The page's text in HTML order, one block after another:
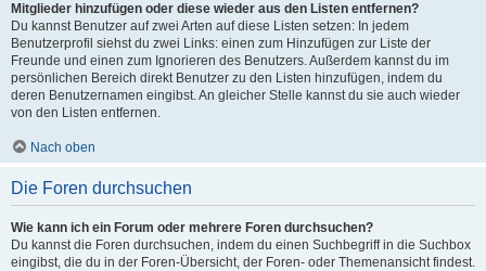
Mitglieder hinzufügen oder diese wieder aus den Listen entfernen?
Du kannst Benutzer auf zwei Arten auf diese Listen setzen: In jedem
Benutzerprofil siehst du zwei Links: einen zum Hinzufügen zur Liste der
Freunde und einen zum Ignorieren des Benutzers. Außerdem kannst du im
persönlichen Bereich direkt Benutzer zu den Listen hinzufügen, indem du
deren Benutzernamen eingibst. An gleicher Stelle kannst du sie auch wieder
von den Listen entfernen.
Nach oben
Die Foren durchsuchen
Wie kann ich ein Forum oder mehrere Foren durchsuchen?
Du kannst die Foren durchsuchen, indem du einen Suchbegriff in die Suchbox
eingibst, die du in der Foren-Übersicht, der Foren- oder Themenansicht findest.